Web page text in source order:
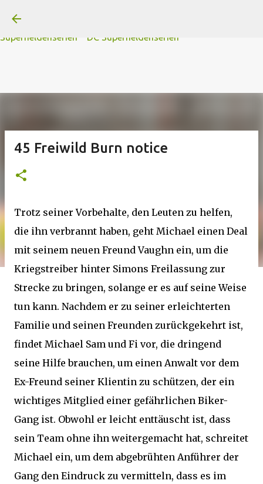
N
Superheldenserien
DC Superheldenserien
45 Freiwild Burn notice
Trotz seiner Vorbehalte, den Leuten zu helfen,
die ihn verbrannt haben, geht Michael einen Deal
mit seinem neuen Freund Vaughn ein, um die
Kriegstreiber hinter Simons Freilassung zur
Strecke zu bringen, solange er es auf seine Weise
tun kann. Nachdem er zu seiner erleichterten
Familie und seinen Freunden zurückgekehrt ist,
findet Michael Sam und Fi vor, die dringend
seine Hilfe brauchen, um einen Anwalt vor dem
Ex-Freund seiner Klientin zu schützen, der ein
wichtiges Mitglied einer gefährlichen Biker-
Gang ist. Obwohl er leicht enttäuscht ist, dass
sein Team ohne ihn weitergemacht hat, schreitet
Michael ein, um dem abgebrühten Anführer der
Gang den Eindruck zu vermitteln, dass es im